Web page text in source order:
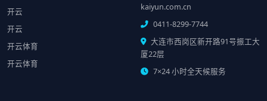
开云
开云
开云体育
开云体育
kaiyun.com.cn
0411-8299-7744
大连市西岗区新开路91号振工大
厦22层
7×24 小时全天候服务